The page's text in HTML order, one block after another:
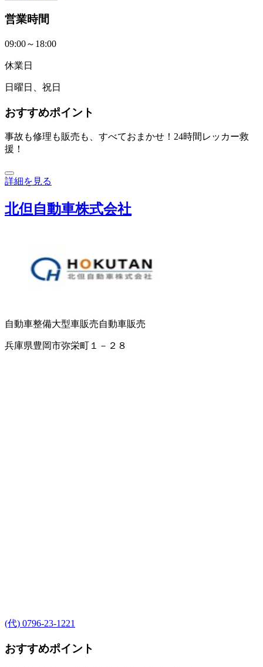
営業時間
09:00～18:00
休業日
日曜日、祝日
おすすめポイント
事故も修理も販売も、すべておまかせ！24時間レッカー救
援！
詳細を見る
北但自動車株式会社
自動車整備大型車販売自動車販売
兵庫県豊岡市弥栄町１－２８
(代) 0796-23-1221
おすすめポイント